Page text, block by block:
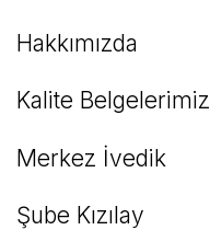
Hakkımızda
Kalite Belgelerimiz
Merkez İvedik
Şube Kızılay